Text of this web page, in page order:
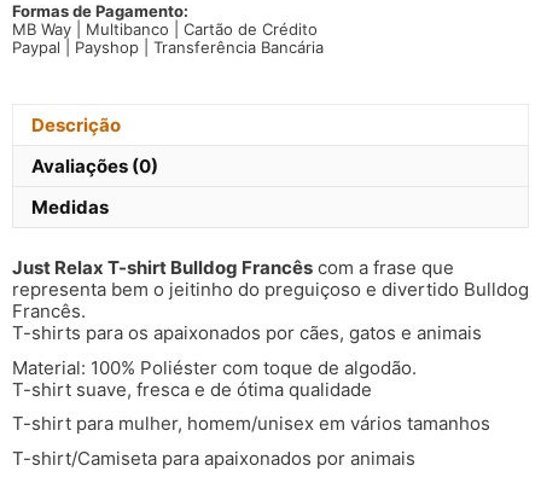
T-
shirt
Formas de Pagamento:
MB Way | Multibanco | Cartão de Crédito
Paypal | Payshop | Transferência Bancária
Descrição
Avaliações (0)
Medidas
Just Relax T-shirt Bulldog Francês com a frase que
representa bem o jeitinho do preguiçoso e divertido Bulldog
Francês.
T-shirts para os apaixonados por cães, gatos e animais
Material: 100% Poliéster com toque de algodão.
T-shirt suave, fresca e de ótima qualidade
T-shirt para mulher, homem/unisex em vários tamanhos
T-shirt/Camiseta para apaixonados por animais